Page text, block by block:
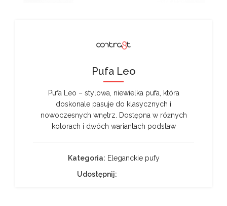
Pufa Leo
Pufa Leo – stylowa, niewielka pufa, która
doskonale pasuje do klasycznych i
nowoczesnych wnętrz. Dostępna w różnych
kolorach i dwóch wariantach podstaw
Kategoria: Eleganckie pufy
Udostępnij: